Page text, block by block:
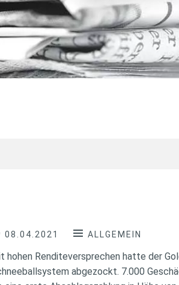
08.04.2021 ALLGEMEIN
hohen Renditeversprechen hatte der
abgezockt. 7.000